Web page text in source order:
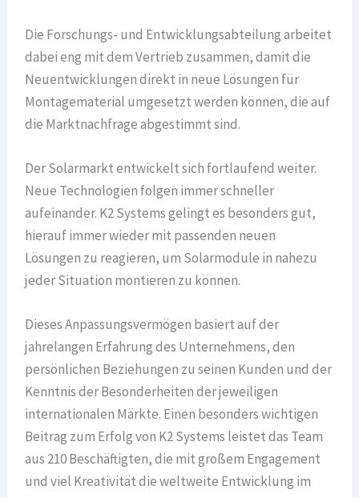
Die Forschungs- und Entwicklungsabteilung arbeitet
dabei eng mit dem Vertrieb zusammen, damit die
Neuentwicklungen direkt in neue Lösungen für
Montagematerial umgesetzt werden können, die auf
die Marktnachfrage abgestimmt sind.
Der Solarmarkt entwickelt sich fortlaufend weiter.
Neue Technologien folgen immer schneller
aufeinander. K2 Systems gelingt es besonders gut,
hierauf immer wieder mit passenden neuen
Lösungen zu reagieren, um Solarmodule in nahezu
jeder Situation montieren zu können.
Dieses Anpassungsvermögen basiert auf der
jahrelangen Erfahrung des Unternehmens, den
persönlichen Beziehungen zu seinen Kunden und der
Kenntnis der Besonderheiten der jeweiligen
internationalen Märkte. Einen besonders wichtigen
Beitrag zum Erfolg von K2 Systems leistet das Team
aus 210 Beschäftigten, die mit großem Engagement
und viel Kreativität die weltweite Entwicklung im